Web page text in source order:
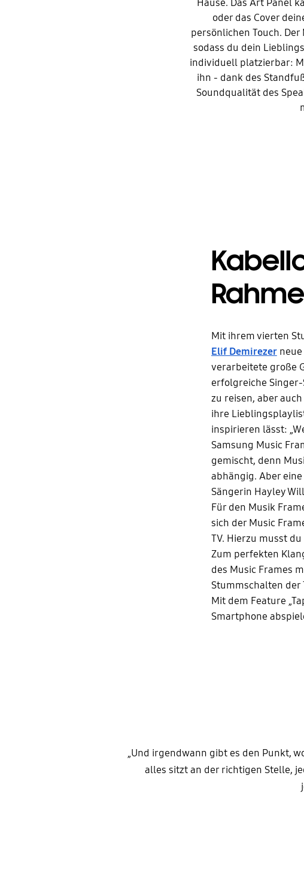
oder das Cover
persönlichen Touch.
sodass du dein
individuell platzierbar:
ihn - dank des
Soundqualität des
Mit ihrem vierten
Elif Demirezerneue
verarbeitete große
erfolgreiche
zu reisen, aber
ihre
inspirieren lässt:
Samsung Music
gemischt, denn
abhängig. Aber
Sängerin Hayley
Für den Musik
sich der Music
TV. Hierzu musst
Zum perfekten
des Music Frames
Stummschalten der
Mit dem Feature
Smartphone
„Und irgendwann gibt es den Punkt,
alles sitzt an der richtigen Stelle,